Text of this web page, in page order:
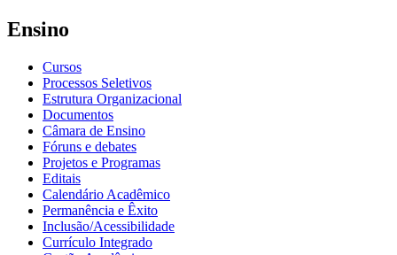
Ensino
Cursos
Processos Seletivos
Estrutura Organizacional
Documentos
Câmara de Ensino
Fóruns e debates
Projetos e Programas
Editais
Calendário Acadêmico
Permanência e Êxito
Inclusão/Acessibilidade
Currículo Integrado